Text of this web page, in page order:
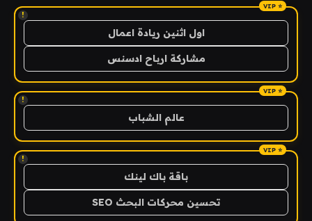
!
اول اثنين ريادة اعمال
مشاركة ارباح ادسنس
!
عالم الشباب
!
باقة باك لينك
تحسين محركات البحث SEO